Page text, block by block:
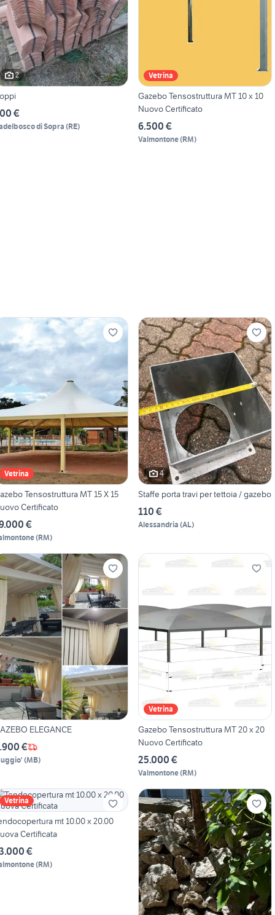
2
€
di Sopra(RE)
Vetrina
Gazebo Tensostruttura MT 10 x 10
Nuovo Certificato
6.500 €
Valmontone(RM)
Vetrina
Tensostruttura MT 15 X 15
Certificato
€
(RM)
4
Staffe porta travi per tettoia / gazebo
110 €
Alessandria (AL)
ELEGANCE
€
(MB)
Vetrina
Gazebo Tensostruttura MT 20 x 20
Nuovo Certificato
25.000 €
Valmontone(RM)
Vetrina
mt 10.00 x 20.00
Certificata
€
(RM)